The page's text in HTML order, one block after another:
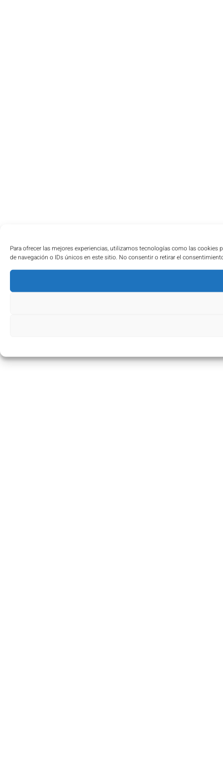
Para ofrecer las mejores experiencias, utilizamos tecnologías como las
de navegación o IDs únicos en este sitio. No consentir o retirar el